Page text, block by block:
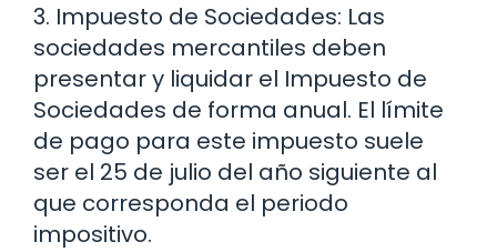
3. Impuesto de Sociedades: Las
sociedades mercantiles deben
presentar y liquidar el Impuesto de
Sociedades de forma anual. El límite
de pago para este impuesto suele
ser el 25 de julio del año siguiente al
que corresponda el periodo
impositivo.